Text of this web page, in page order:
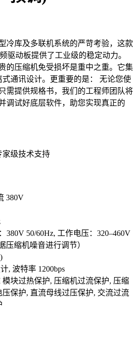
冷库及多联机系统的严苛考验，这款
驱动板提供了工业级的稳定动力。
的压缩机免受损坏是重中之重。它集
通讯设计。更重要的是： 无论您使
需提供规格书，我们的工程师团队将
调试好底层软件，助您实现真正的
家级技术支持
380V
380V 50/60Hz, 工作电压：320–460V
压缩机噪音进行调节）
, 波特率 1200bps
模块过热保护, 压缩机过流保护, 压缩
保护, 直流母线过压保护, 交流过流